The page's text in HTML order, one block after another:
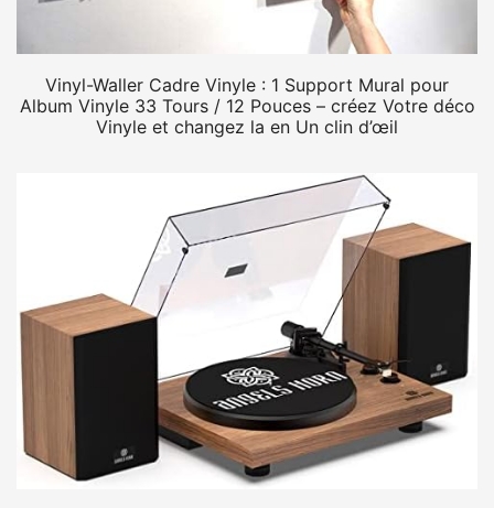
Vinyl-Waller Cadre Vinyle : 1 Support Mural pour
Album Vinyle 33 Tours / 12 Pouces – créez Votre déco
Vinyle et changez la en Un clin d’œil